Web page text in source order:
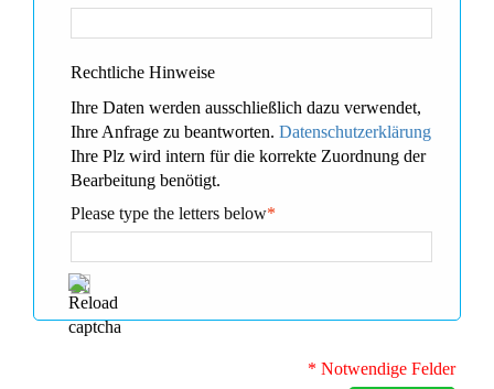
Rechtliche Hinweise
Ihre Daten werden ausschließlich dazu verwendet,
Ihre Anfrage zu beantworten. Datenschutzerklärung
Ihre Plz wird intern für die korrekte Zuordnung der
Bearbeitung benötigt.
*
Please type the letters below
* Notwendige Felder